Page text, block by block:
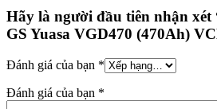
Hãy là người đầu tiên nhận xét
GS Yuasa VGD470 (470Ah)
Đánh giá của bạn *
Đánh giá của bạn *